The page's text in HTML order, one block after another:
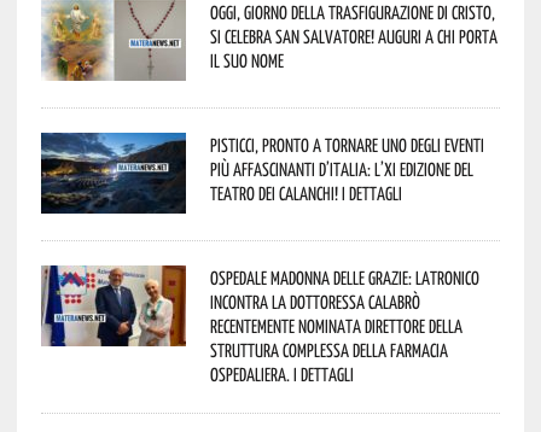
Oggi, giorno della Trasfigurazione di Cristo,
si celebra San Salvatore! Auguri a chi porta
il suo nome
Pisticci, pronto a tornare uno degli eventi
più affascinanti d’Italia: l’XI edizione del
Teatro dei Calanchi! I dettagli
Ospedale Madonna delle Grazie: Latronico
incontra la dottoressa Calabrò
recentemente nominata Direttore della
Struttura Complessa della Farmacia
Ospedaliera. I dettagli